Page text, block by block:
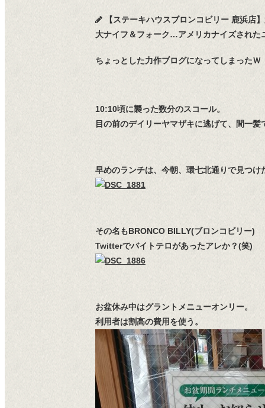
【ステーキハウスブロンコビリー 鹿浜店
大ナイフ＆フォーク…アメリカナイズされ
ちょっとした力作ブログになってしまったＷ
10:10頃に襲った数分のスコール。
目の前のデイリーヤマザキに逃げて、間一髪
早めのランチは、今朝、環七北通りで見つけ
その名もBRONCO BILLY(ブロンコビリー)
Twitterでバイトテロがあったアレか？(笑)
お盆休み中はグラントメニューオンリー。
利用者は割高の費用を使う。